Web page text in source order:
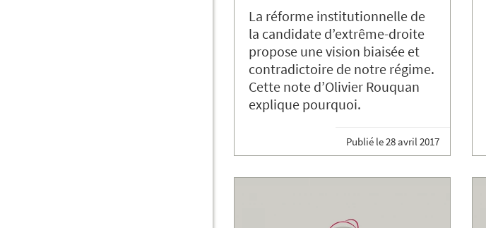
La réforme institutionnelle de
la candidate d’extrême-droite
propose une vision biaisée et
contradictoire de notre régime.
Cette note d’Olivier Rouquan
explique pourquoi.
Publié le28 avril 2017